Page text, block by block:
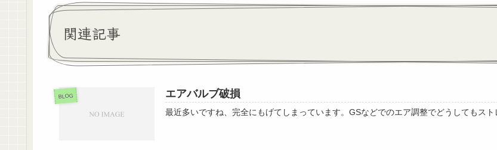
関連記事
BLOG エアバルブ破損
最近多いですね、完全にもげてしまっています。GSなどでのエア調整でどうしてもス